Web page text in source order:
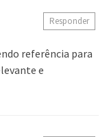
referência para
e
Responder